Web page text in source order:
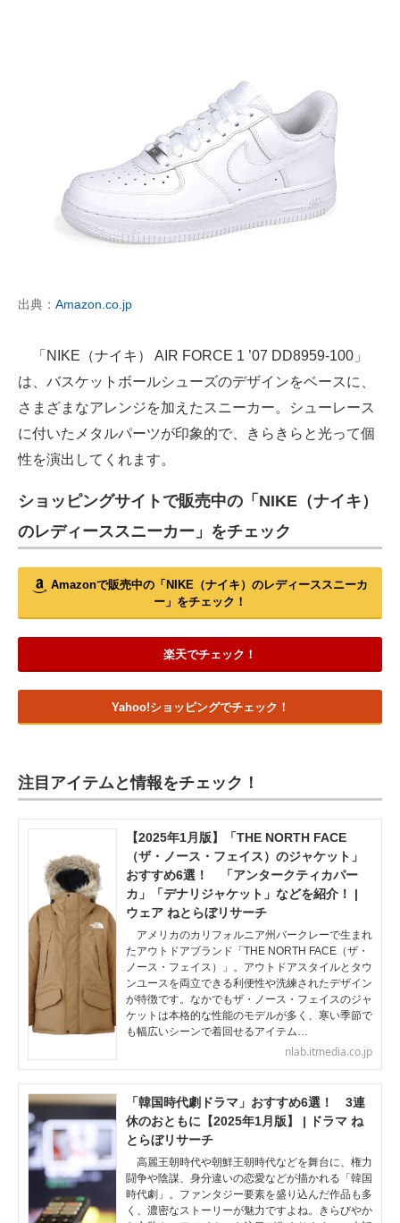
出典： Amazon.co.jp
「NIKE（ナイキ） AIR FORCE 1 ’07 DD8959-100」
は、バスケットボールシューズのデザインをベースに、
さまざまなアレンジを加えたスニーカー。シューレース
に付いたメタルパーツが印象的で、きらきらと光って個
性を演出してくれます。
ショッピングサイトで販売中の「NIKE（ナイキ）
のレディーススニーカー」をチェック
Amazonで販売中の「NIKE（ナイキ）のレディーススニーカ
ー」をチェック！
楽天でチェック！
Yahoo!ショッピングでチェック！
注目アイテムと情報をチェック！
【2025年1月版】「THE NORTH FACE
（ザ・ノース・フェイス）のジャケット」
おすすめ6選！ 「アンタークティカパー
カ」「デナリジャケット」などを紹介！ |
ウェア ねとらぼリサーチ
アメリカのカリフォルニア州バークレーで生まれ
たアウトドアブランド「THE NORTH FACE（ザ・
ノース・フェイス）」。アウトドアスタイルとタウ
ンユースを両立できる利便性や洗練されたデザイン
が特徴です。なかでもザ・ノース・フェイスのジャ
ケットは本格的な性能のモデルが多く、寒い季節で
も幅広いシーンで着回せるアイテム…
nlab.itmedia.co.jp
「韓国時代劇ドラマ」おすすめ6選！ 3連
休のおともに【2025年1月版】 | ドラマ ね
とらぼリサーチ
高麗王朝時代や朝鮮王朝時代などを舞台に、権力
闘争や陰謀、身分違いの恋愛などが描かれる「韓国
時代劇」。ファンタジー要素を盛り込んだ作品も多
く、濃密なストーリーが魅力ですよね。きらびやか